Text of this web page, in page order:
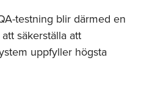
testning blir därmed en
säkerställa att
uppfyller högsta